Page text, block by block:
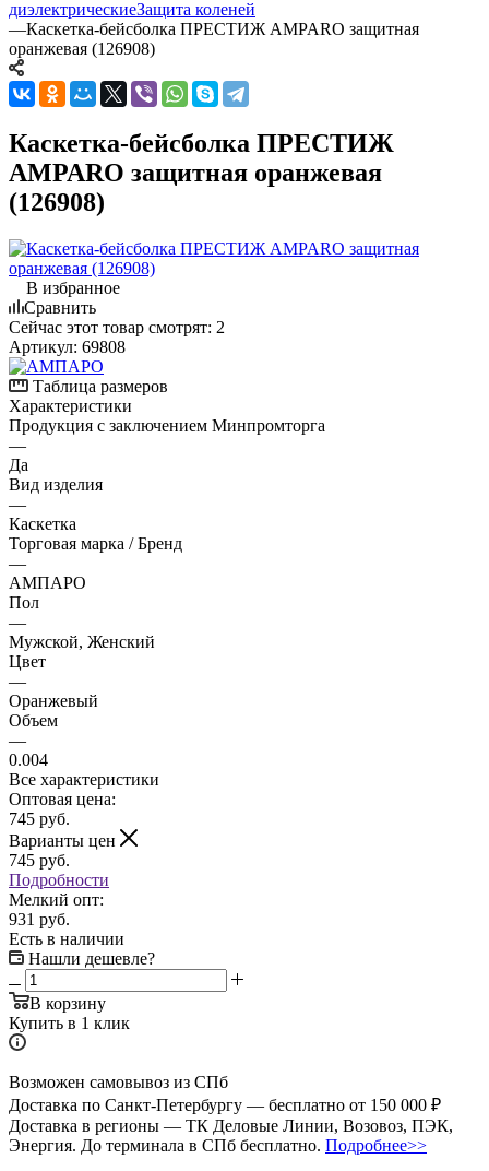
диэлектрическиеЗащита коленей
—Каскетка-бейсболка ПРЕСТИЖ AMPARO защитная
оранжевая (126908)
Каскетка-бейсболка ПРЕСТИЖ
AMPARO защитная оранжевая
(126908)
В избранное
Сравнить
Сейчас этот товар смотрят: 2
Артикул: 69808
Таблица размеров
Характеристики
Продукция с заключением Минпромторга
—
Да
Вид изделия
—
Каскетка
Торговая марка / Бренд
—
АМПАРО
Пол
—
Мужской, Женский
Цвет
—
Оранжевый
Объем
—
0.004
Все характеристики
Оптовая цена:
745 руб.
Варианты цен
745 руб.
Подробности
Мелкий опт:
931 руб.
Есть в наличии
Нашли дешевле?
В корзину
Купить в 1 клик
Возможен самовывоз из СПб
Доставка по Санкт-Петербургу — бесплатно от 150 000 ₽
Доставка в регионы — ТК Деловые Линии, Возовоз, ПЭК,
Энергия. До терминала в СПб бесплатно. Подробнее>>